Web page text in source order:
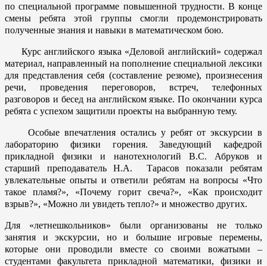
по специальной программе повышенной трудности. В конце
смены ребята этой группы смогли продемонстрировать
полученные знания и навыки в математическом бою.
Курс английского языка «Деловой английский» содержал
материал, направленный на пополнение специальной лексики
для представления себя (составление резюме), произнесения
речи, проведения переговоров, встреч, телефонных
разговоров и бесед на английском языке. По окончании курса
ребята с успехом защитили проекты на выбранную тему.
Особые впечатления остались у ребят от экскурсии в
лабораторию физики горения. Заведующий кафедрой
прикладной физики и нанотехнологий В.С. Абруков и
старший преподаватель Н.А. Тарасов показали ребятам
увлекательные опыты и ответили ребятам на вопросы «Что
такое пламя?», «Почему горит свеча?», «Как происходит
взрыв?», «Можно ли увидеть тепло?» и множество других.
Для «летнешкольников» были организованы не только
занятия и экскурсии, но и большие игровые перемены,
которые они проводили вместе со своими вожатыми –
студентами факультета прикладной математики, физики и